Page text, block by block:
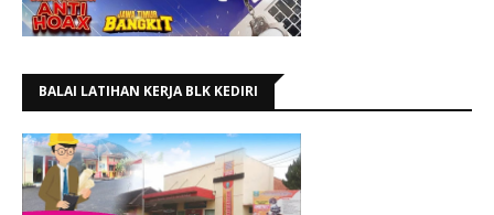
BALAI LATIHAN KERJA BLK KEDIRI